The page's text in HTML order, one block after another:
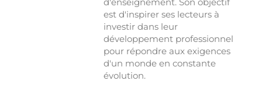
est d'inspirer ses lecteurs à
investir dans leur
développement professionnel
pour répondre aux exigences
d'un monde en constante
évolution.